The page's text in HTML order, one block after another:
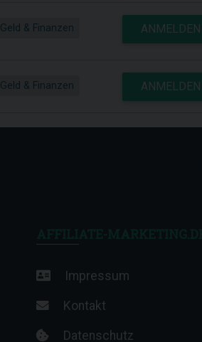
Geld & Finanzen ANMELDEN
Geld & Finanzen ANMELDEN
Impressum
Kontakt
Datenschutz